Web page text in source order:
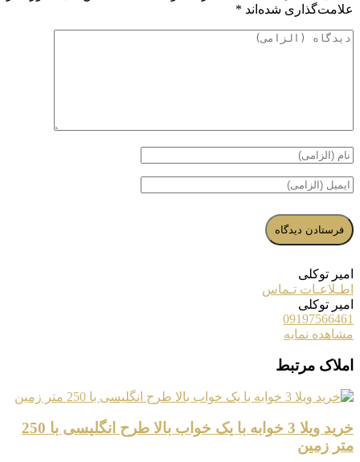
علامت‌گذاری شده‌اند *
امیر توکلی
اطـلاعـات تـماس
امیر توکلی
09197566461
مشاهده نمایه
املاک مرتبط
خرید ویلا 3 خوابه با یک خواب بالا طرح انگلیسی با 250
متر زمین